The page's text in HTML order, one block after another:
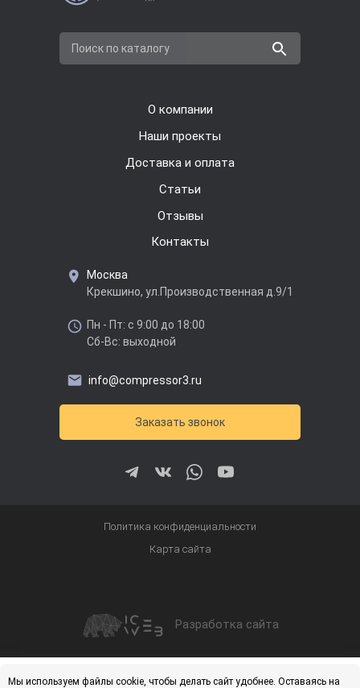
Купить
Получить скидку
Поиск по каталогу
О компании
Наши проекты
Доставка и оплата
Cтатьи
Отзывы
Контакты
Москва
Крекшино, ул.Производственная д.9/1
Пн - Пт: с 9:00 до 18:00
Сб-Вс: выходной
info@compressor3.ru
Заказать звонок
Политика конфиденциальности
Карта сайта
Разработка сайта
Мы используем файлы cookie, чтобы делать сайт удобнее. Оставаясь на